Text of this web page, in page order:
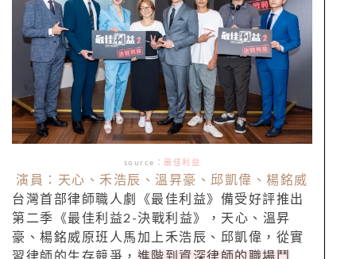
source： 最佳利益
演員：天心、禾浩辰、溫昇豪、邱凱偉、楊銘威
台灣首部律師職人劇《最佳利益》備受好評推出
第二季《最佳利益2-決戰利益》，天心、溫昇
豪、楊銘威原班人馬加上禾浩辰、邱凱偉，從實